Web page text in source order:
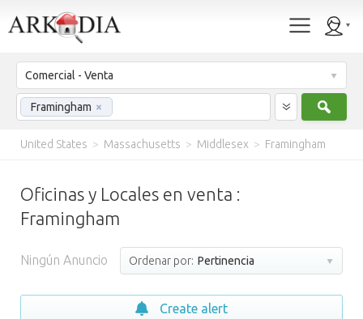
Comercial - Venta
Framingham ×
United States > Massachusetts > Middlesex > Framingham
Oficinas y Locales en venta :
Framingham
Ningún Anuncio Ordenar por: Pertinencia
Create alert